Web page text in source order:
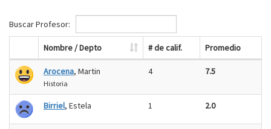
Buscar Profesor:
Nombre / Depto # de calif. Promedio
Arocena, Martin
Historia
4 7.5
Birriel, Estela 1 2.0